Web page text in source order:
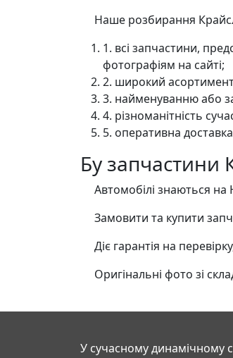
Наше розбирання
1. всі запчастини,
фотографіям на сайті;
2. широкий
3. найменуванню або
4. різноманітність
5. оперативна
Бу запчастини
Автомобілі знаються на
Замовити та купити
Діє гарантія на
Оригінальні фото зі
У сучасному динамічному